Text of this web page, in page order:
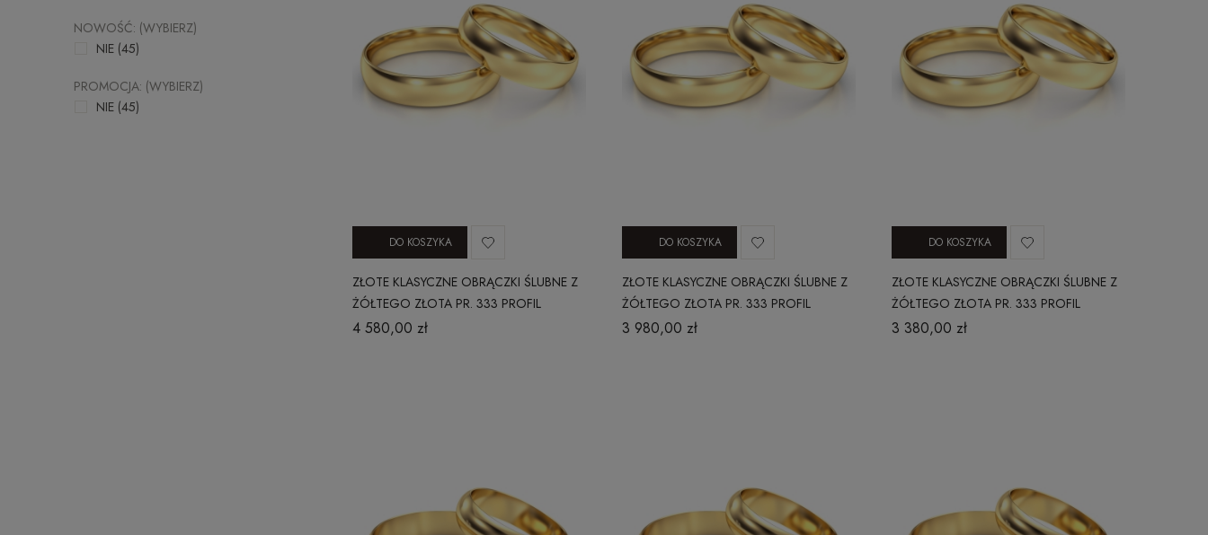
NOWOŚĆ: (WYBIERZ)
NIE (45)
PROMOCJA: (WYBIERZ)
NIE (45)
ZŁOTE KLASYCZNE OBRĄCZKI ŚLUBNE Z
ŻÓŁTEGO ZŁOTA PR. 333 PROFIL
OKRĄGŁY 5 MM
4 580,00 zł
DO KOSZYKA
ZŁOTE KLASYCZNE OBRĄCZKI ŚLUBNE Z
ŻÓŁTEGO ZŁOTA PR. 333 PROFIL
OKRĄGŁY 4 MM
3 980,00 zł
DO KOSZYKA
ZŁOTE KLASYCZNE OBRĄCZKI ŚLUBNE Z
ŻÓŁTEGO ZŁOTA PR. 333 PROFIL
OKRĄGŁY 3 MM
3 380,00 zł
DO KOSZYKA